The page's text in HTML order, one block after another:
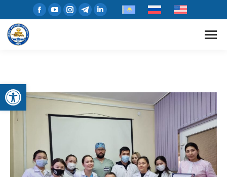
Открыть панель инструментов